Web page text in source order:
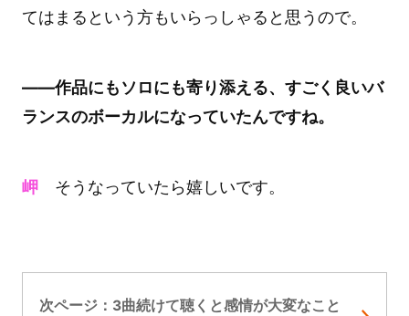
てはまるという方もいらっしゃると思うので。
――作品にもソロにも寄り添える、すごく良いバ
ランスのボーカルになっていたんですね。
岬そうなっていたら嬉しいです。
次ページ：3曲続けて聴くと感情が大変なこと